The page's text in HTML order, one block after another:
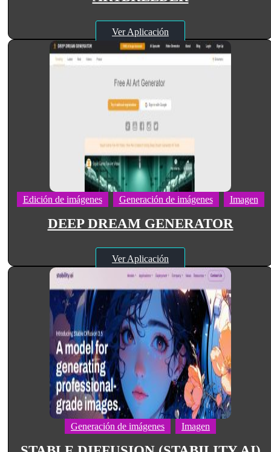
Ver Aplicación
Edición de imágenes Generación de imágenes Imagen
DEEP DREAM GENERATOR
Ver Aplicación
Generación de imágenes Imagen